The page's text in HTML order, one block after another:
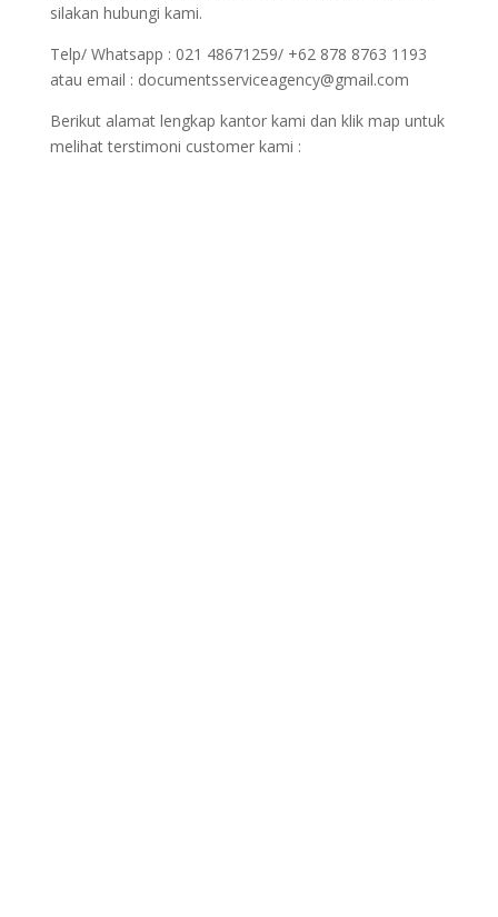
silakan hubungi kami.
Telp/ Whatsapp : 021 48671259/ +62 878 8763 1193
atau email : documentsserviceagency@gmail.com
Berikut alamat lengkap kantor kami dan klik map untuk
melihat terstimoni customer kami :